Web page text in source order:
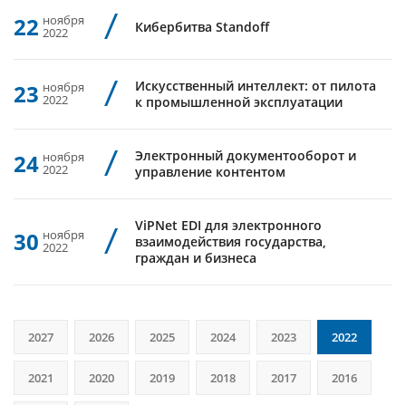
22 ноября
2022 Кибербитва Standoff
23 ноября
2022
Искусственный интеллект: от пилота
к промышленной эксплуатации
24 ноября
2022
Электронный документооборот и
управление контентом
30 ноября
2022
ViPNet EDI для электронного
взаимодействия государства,
граждан и бизнеса
2027 2026 2025 2024 2023 2022
2021 2020 2019 2018 2017 2016